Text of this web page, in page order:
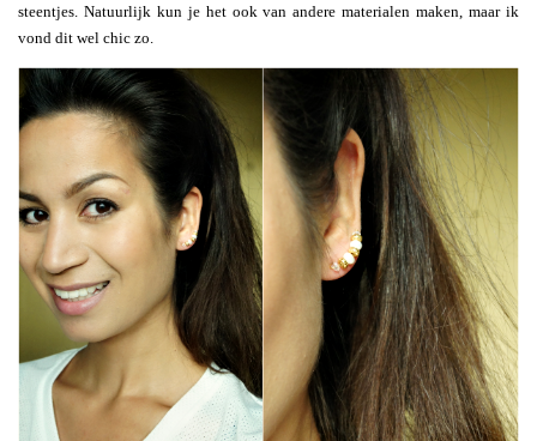
steentjes. Natuurlijk kun je het ook van andere materialen maken, maar ik
vond dit wel chic zo.